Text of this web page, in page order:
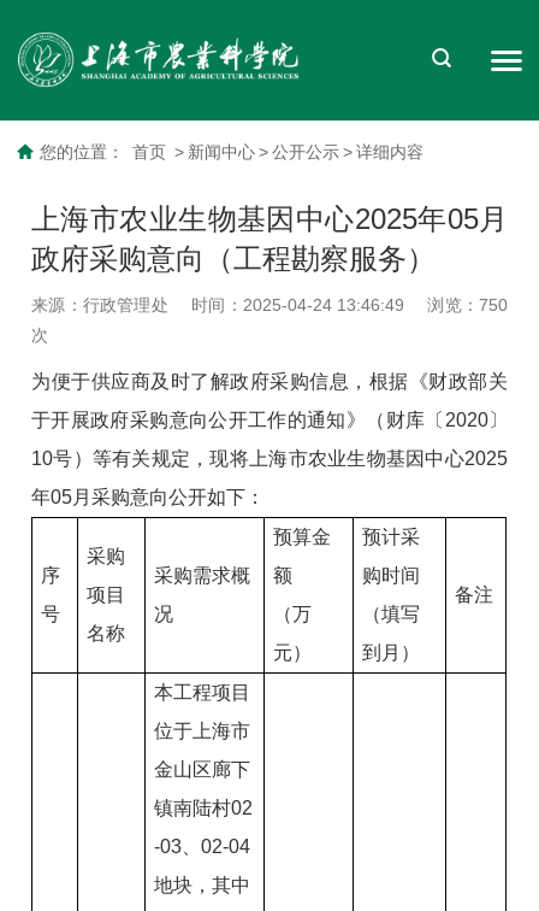
您的位置： 首页 > 新闻中心 > 公开公示 > 详细内容
上海市农业生物基因中心2025年05月
政府采购意向（工程勘察服务）
来源：行政管理处 时间：2025-04-24 13:46:49 浏览： 750
次
为便于供应商及时了解政府采购信息，根据《财政部关
于开展政府采购意向公开工作的通知》（财库〔2020〕
10号）等有关规定，现将上海市农业生物基因中心2025
年05月采购意向公开如下：
序
号
采购
项目
名称
采购需求概
况
预算金
额
（万
元）
预计采
购时间
（填写
到月）
备注
本工程项目
位于上海市
金山区廊下
镇南陆村02
-03、02-04
地块，其中